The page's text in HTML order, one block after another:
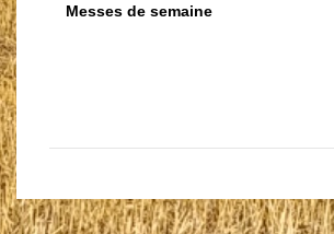
Messes de semaine